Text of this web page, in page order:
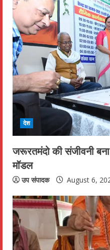
देश
जरूरतमंदो की संजीवनी
मॉडल
उप संपादक August 6,